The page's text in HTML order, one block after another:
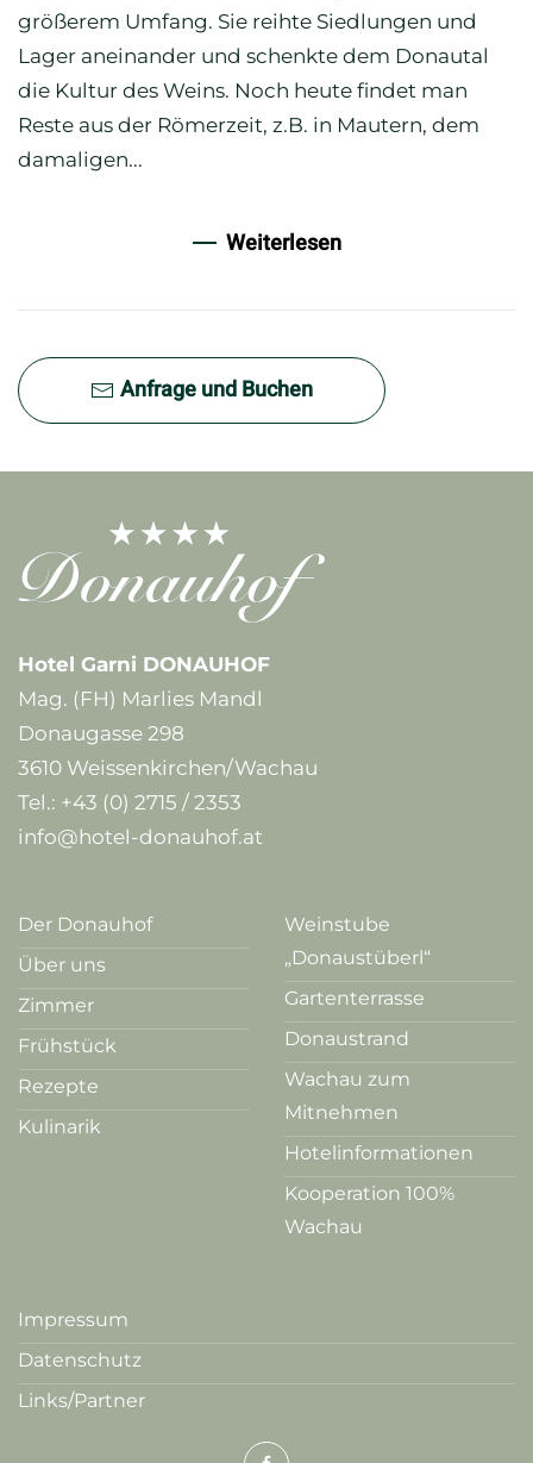
größerem Umfang. Sie reihte Siedlungen und
Lager aneinander und schenkte dem Donautal
die Kultur des Weins. Noch heute findet man
Reste aus der Römerzeit, z.B. in Mautern, dem
damaligen...
Weiterlesen
Anfrage und Buchen
Hotel Garni DONAUHOF
Mag. (FH) Marlies Mandl
Donaugasse 298
3610 Weissenkirchen/Wachau
Tel.: +43 (0) 2715 / 2353
info@hotel-donauhof.at
Der Donauhof
Über uns
Zimmer
Frühstück
Rezepte
Kulinarik
Weinstube
„Donaustüberl“
Gartenterrasse
Donaustrand
Wachau zum
Mitnehmen
Hotelinformationen
Kooperation 100%
Wachau
Impressum
Datenschutz
Links/Partner